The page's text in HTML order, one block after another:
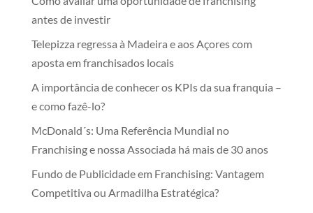
antes de investir
Telepizza regressa à Madeira e aos Açores com
aposta em franchisados locais
A importância de conhecer os KPIs da sua franquia –
e como fazê-lo?
McDonald´s: Uma Referência Mundial no
Franchising e nossa Associada há mais de 30 anos
Fundo de Publicidade em Franchising: Vantagem
Competitiva ou Armadilha Estratégica?